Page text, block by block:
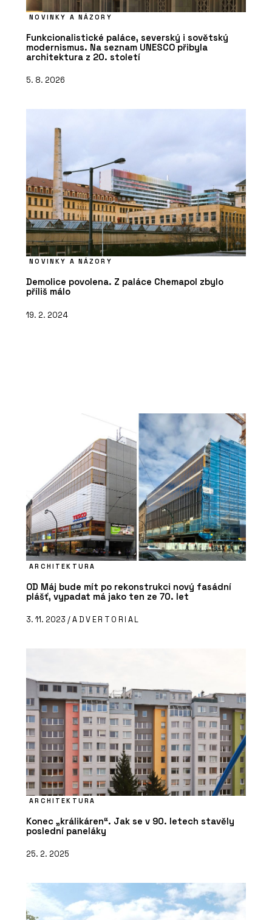
NOVINKY A NÁZORY
Funkcionalistické paláce, severský i sovětský
modernismus. Na seznam UNESCO přibyla
architektura z 20. století
5. 8. 2026
NOVINKY A NÁZORY
Demolice povolena. Z paláce Chemapol zbylo
příliš málo
19. 2. 2024
ARCHITEKTURA
OD Máj bude mít po rekonstrukci nový fasádní
plášť, vypadat má jako ten ze 70. let
3. 11. 2023 /ADVERTORIAL
ARCHITEKTURA
Konec „králikáren“. Jak se v 90. letech stavěly
poslední paneláky
25. 2. 2025